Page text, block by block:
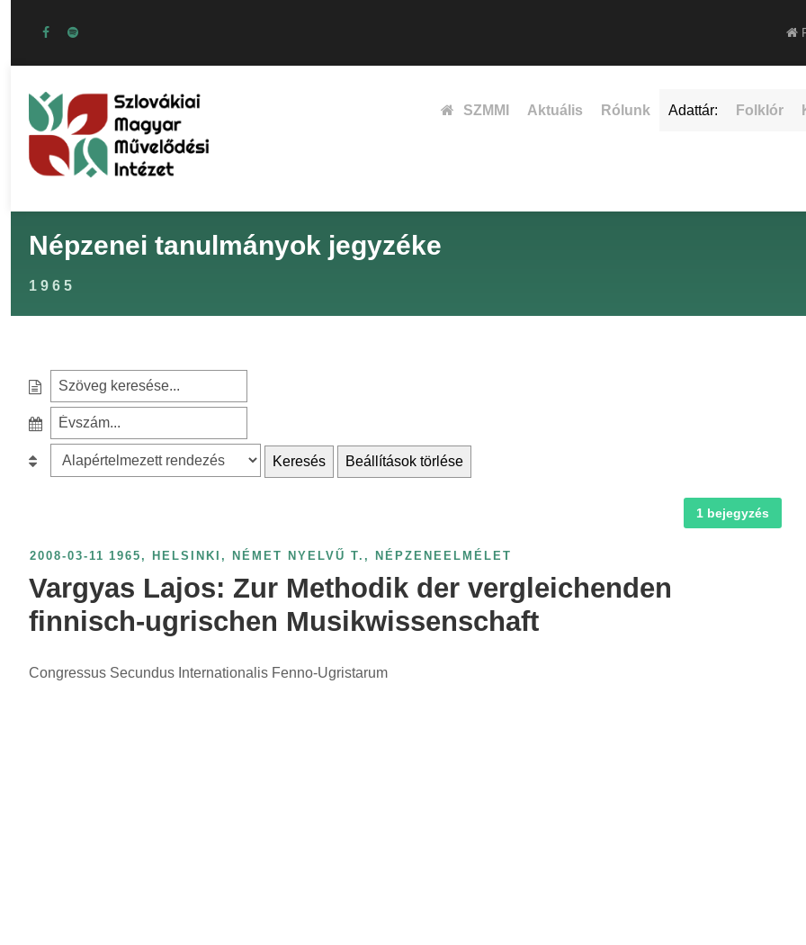
SZMMI Aktuális Rólunk Adattár: Folklór
Népzenei tanulmányok jegyzéke
1965
e
c
o
:
z
é
v
s
m
e
r
l
á
:
Keresés Beállítások törlése
1 bejegyzés
2008-03-11 1965 , HELSINKI , NÉMET NYELVŰ T. , NÉPZENEELMÉLET
Vargyas Lajos: Zur Methodik der vergleichenden
finnisch-ugrischen Musikwissenschaft
Congressus Secundus Internationalis Fenno-Ugristarum